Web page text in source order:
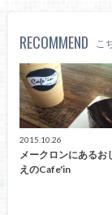
RECOMMEND こ
2015.10.26
メークロンにあるお
えのCafe'in